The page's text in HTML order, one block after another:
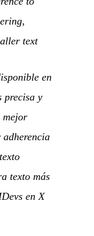
text
en
precisa y
mejor
adherencia
texto más
en X